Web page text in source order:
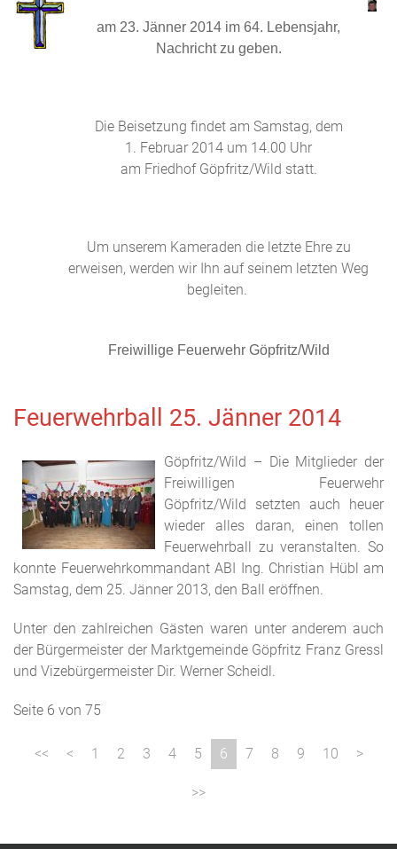
am 23. Jänner 2014 im 64. Lebensjahr,
Nachricht zu geben.
Die Beisetzung findet am Samstag, dem
1. Februar 2014 um 14.00 Uhr
am Friedhof Göpfritz/Wild statt.
Um unserem Kameraden die letzte Ehre zu
erweisen, werden wir Ihn auf seinem letzten Weg
begleiten.
Freiwillige Feuerwehr Göpfritz/Wild
Feuerwehrball 25. Jänner 2014
Göpfritz/Wild – Die Mitglieder der
Freiwilligen Feuerwehr
Göpfritz/Wild setzten auch heuer
wieder alles daran, einen tollen
Feuerwehrball zu veranstalten. So
konnte Feuerwehrkommandant ABI Ing. Christian Hübl am
Samstag, dem 25. Jänner 2013, den Ball eröffnen.
Unter den zahlreichen Gästen waren unter anderem auch
der Bürgermeister der Marktgemeinde Göpfritz Franz Gressl
und Vizebürgermeister Dir. Werner Scheidl.
Seite 6 von 75
1 2 3 4 5 6 7 8 9 10